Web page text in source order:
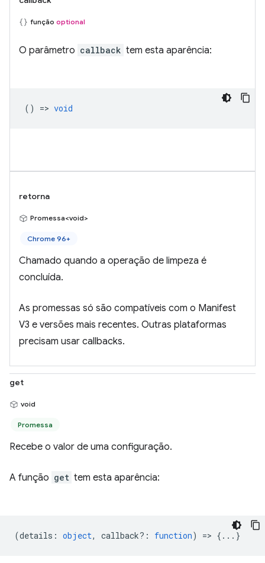
função optional
O parâmetro callback tem esta aparência:
() => void
retorna
Promessa<void>
Chrome 96+
Chamado quando a operação de limpeza é
concluída.
As promessas só são compatíveis com o Manifest
V3 e versões mais recentes. Outras plataformas
precisam usar callbacks.
get
void
Promessa
Recebe o valor de uma configuração.
A função get tem esta aparência:
(details : object, callback? : function) => {...}